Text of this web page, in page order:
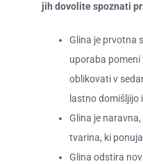
jih dovolite spoznati
Glina je prvotna
uporaba pomeni
oblikovati v
lastno domišljijo
Glina je
tvarina, ki
Glina odstira